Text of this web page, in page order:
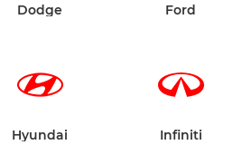
Dodge Ford
Hyundai Infiniti